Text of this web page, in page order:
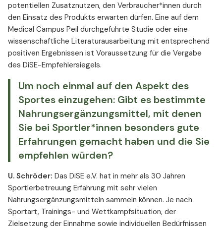
potentiellen Zusatznutzen, den Verbraucher*innen durch
den Einsatz des Produkts erwarten dürfen. Eine auf dem
Medical Campus Peil durchgeführte Studie oder eine
wissenschaftliche Literaturausarbeitung mit entsprechend
positiven Ergebnissen ist Voraussetzung für die Vergabe
des DiSE-Empfehlersiegels.
Um noch einmal auf den Aspekt des
Sportes einzugehen: Gibt es bestimmte
Nahrungsergänzungsmittel, mit denen
Sie bei Sportler*innen besonders gute
Erfahrungen gemacht haben und die Sie
empfehlen würden?
U. Schröder: Das DiSE e.V. hat in mehr als 30 Jahren
Sportlerbetreuung Erfahrung mit sehr vielen
Nahrungsergänzungsmitteln sammeln können. Je nach
Sportart, Trainings- und Wettkampfsituation, der
Zielsetzung der Einnahme sowie individuellen Bedürfnissen